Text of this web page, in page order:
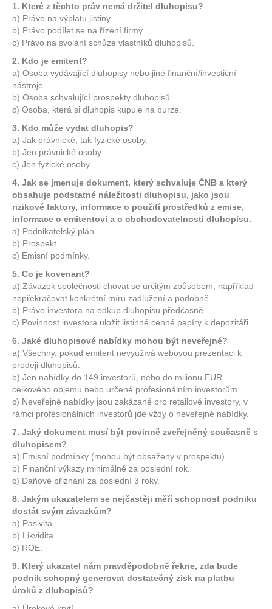
1. Které z těchto práv nemá držitel dluhopisu?
a) Právo na výplatu jistiny.
b) Právo podílet se na řízení firmy.
c) Právo na svolání schůze vlastníků dluhopisů.
2. Kdo je emitent?
a) Osoba vydávající dluhopisy nebo jiné finanční/investiční
nástroje.
b) Osoba schvalující prospekty dluhopisů.
c) Osoba, která si dluhopis kupuje na burze.
3. Kdo může vydat dluhopis?
a) Jak právnické, tak fyzické osoby.
b) Jen právnické osoby.
c) Jen fyzické osoby.
4. Jak se jmenuje dokument, který schvaluje ČNB a který
obsahuje podstatné náležitosti dluhopisu, jako jsou
rizikové faktory, informace o použití prostředků z emise,
informace o emitentovi a o obchodovatelnosti dluhopisu.
a) Podnikatelský plán.
b) Prospekt.
c) Emisní podmínky.
5. Co je kovenant?
a) Závazek společnosti chovat se určitým způsobem, například
nepřekračovat konkrétní míru zadlužení a podobně.
b) Právo investora na odkup dluhopisu předčasně.
c) Povinnost investora uložit listinné cenné papíry k depozitáři.
6. Jaké dluhopisové nabídky mohou být neveřejné?
a) Všechny, pokud emitent nevyužívá webovou prezentaci k
prodeji dluhopisů.
b) Jen nabídky do 149 investorů, nebo do milionu EUR
celkového objemu nebo určené profesionálním investorům.
c) Neveřejné nabídky jsou zakázané pro retailové investory, v
rámci profesionálních investorů jde vždy o neveřejné nabídky.
7. Jaký dokument musí být povinně zveřejněný současně s
dluhopisem?
a) Emisní podmínky (mohou být obsaženy v prospektu).
b) Finanční výkazy minimálně za poslední rok.
c) Daňové přiznání za poslední 3 roky.
8. Jakým ukazatelem se nejčastěji měří schopnost podniku
dostát svým závazkům?
a) Pasivita.
b) Likvidita.
c) ROE.
9. Který ukazatel nám pravděpodobně řekne, zda bude
podnik schopný generovat dostatečný zisk na platbu
úroků z dluhopisů?